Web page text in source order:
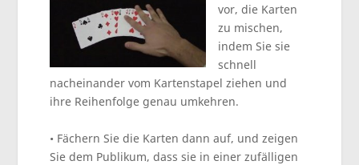
vor, die Karten
zu mischen,
indem Sie sie
schnell
nacheinander vom Kartenstapel ziehen und
ihre Reihenfolge genau umkehren.
• Fächern Sie die Karten dann auf, und zeigen
Sie dem Publikum, dass sie in einer zufälligen